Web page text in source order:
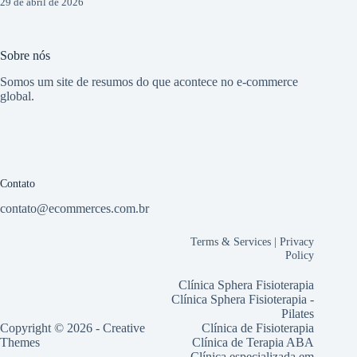
Sobre nós
Somos um site de resumos do que acontece no e-commerce
global.
Contato
contato@ecommerces.com.br
Copyright © 2026 - Creative
Themes
Terms & Services |Privacy
Policy
Clínica Sphera Fisioterapia
Clínica Sphera Fisioterapia -
Pilates
Clínica de Fisioterapia
Clínica de Terapia ABA